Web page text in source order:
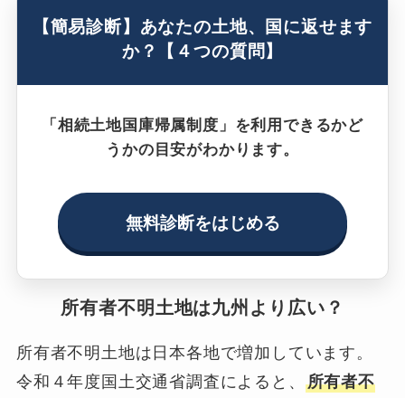
【簡易診断】あなたの土地、国に返せます
か？【４つの質問】
「相続土地国庫帰属制度」を利用できるかど
うかの目安がわかります。
無料診断をはじめる
所有者不明土地は九州より広い？
所有者不明土地は日本各地で増加しています。
令和４年度国土交通省調査によると、 所有者不